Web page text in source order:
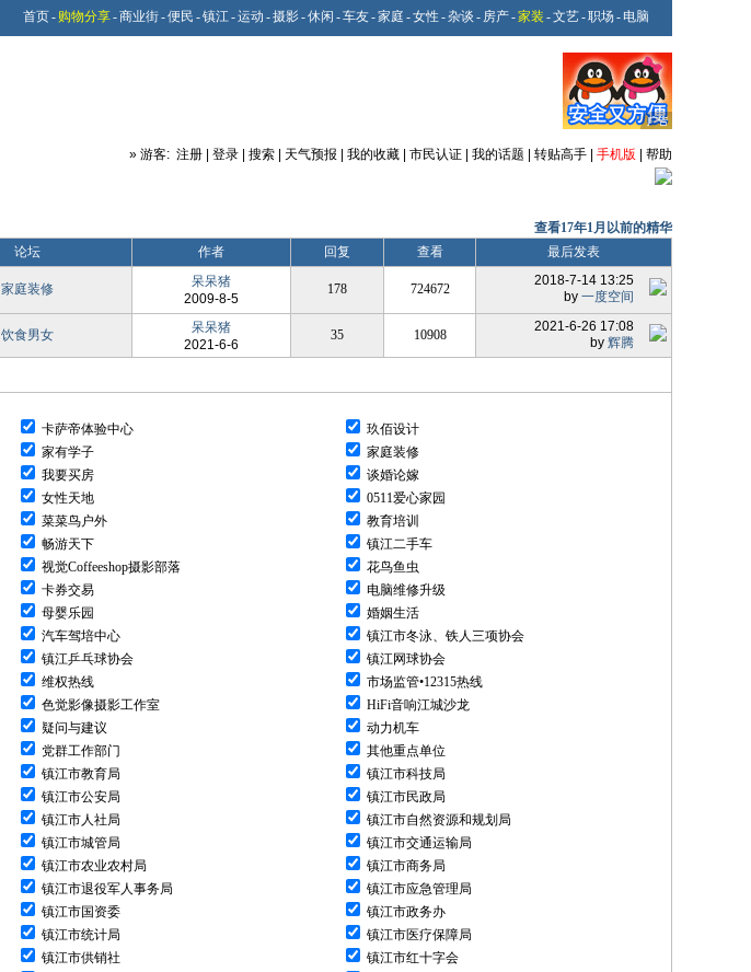
首页- 购物分享-商业街-便民 -镇江-运动 -摄影-休闲 -车友-家庭 -女性 -杂谈 - 房产-家装 -文艺-职场 - 电脑
» 游客: 注册 登录 搜索 天气预报 我的收藏 市民认证 我的话题 转贴高手 手机版
帮助
查看17年1月以前的精华
论坛 作者 回复 查看
最后发表
家庭装修
呆呆猪
2009-8-5
178 724672
2018-7-14 13:25
by 一度空间
饮食男女
呆呆猪
2021-6-6
35 10908
2021-6-26 17:08
by 辉腾
卡萨帝体验中心
玖佰设计
家有学子
家庭装修
我要买房
谈婚论嫁
女性天地
0511爱心家园
菜菜鸟户外
教育培训
畅游天下
镇江二手车
视觉Coffeeshop摄影部落
花鸟鱼虫
卡券交易
电脑维修升级
母婴乐园
婚姻生活
汽车驾培中心
镇江市冬泳、铁人三项协会
镇江乒乓球协会
镇江网球协会
维权热线
市场监管•12315热线
色觉影像摄影工作室
HiFi音响江城沙龙
疑问与建议
动力机车
党群工作部门
其他重点单位
镇江市教育局
镇江市科技局
镇江市公安局
镇江市民政局
镇江市人社局
镇江市自然资源和规划局
镇江市城管局
镇江市交通运输局
镇江市农业农村局
镇江市商务局
镇江市退役军人事务局
镇江市应急管理局
镇江市国资委
镇江市政务办
镇江市统计局
镇江市医疗保障局
镇江市供销社
镇江市红十字会